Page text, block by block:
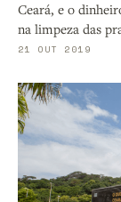
Ceará, e o
na limpeza das
21 OUT 2019